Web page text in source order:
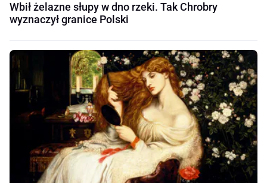
Wbił żelazne słupy w dno rzeki. Tak Chrobry
wyznaczył granice Polski